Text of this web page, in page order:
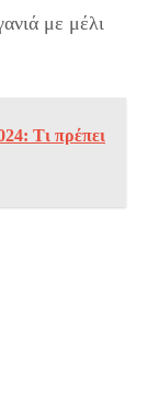
με μέλι
Τι πρέπει